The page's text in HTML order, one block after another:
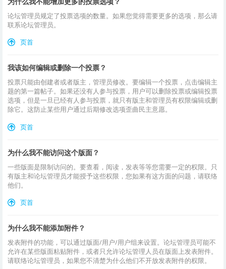
论坛管理员规定了投票选项的数量。如果您觉得需要更多的选项，那么请
联系论坛管理员。
页首
我该如何编辑或删除一个投票？
投票只能由创建者或者版主，管理员修改。要编辑一个投票，点击编辑主
题的第一篇帖子。如果还没有人参与投票，用户可以删除投票或编辑投票
选项，但是一旦已经有人参与投票，就只有版主和管理员有权限编辑或删
除它。这防止某些用户通过后期修改选项歪曲民主意愿。
页首
为什么我不能访问这个版面？
一些版面是限制访问的。要查看，阅读，发表等等您需要一定的权限。只
有版主和论坛管理员才能授予这些权限，您如果有这方面的问题，请联络
他们。
页首
为什么我不能添加附件？
发表附件的功能，可以通过版面/用户/用户组来设置。论坛管理员可能不
允许在某些版面粘贴附件，或者只允许论坛管理人员在版面上发表附件。
请联络论坛管理员，如果您不清楚为什么他们不开放发表附件的权限。